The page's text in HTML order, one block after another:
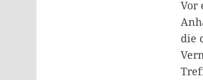
Vor
die